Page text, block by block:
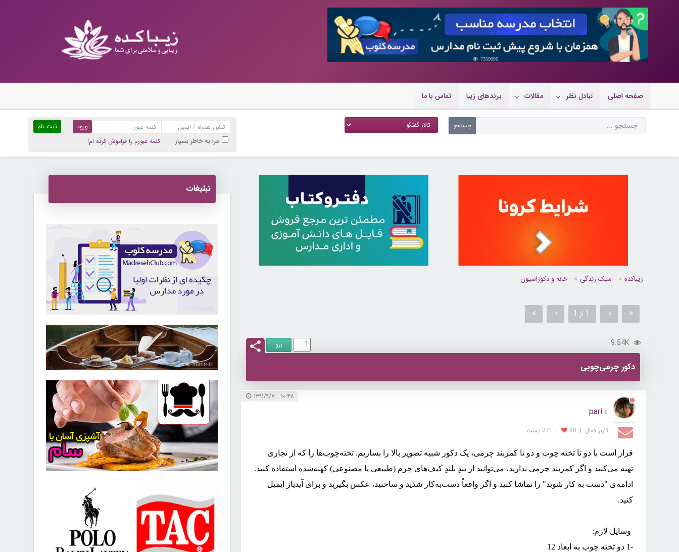
7359096
صفحه اصلی تبادل نظر مقالات برندهای زیبا تماس با ما
ثبت نام
مرا به خاطر بسپار
کلمه عبورم را فراموش کرده ام!
زیباکده سبک زندگی خانه و دکوراسیون
1 از 1
9.54K
دکور چرمی‌چوبی
۱۰:۴۸ ۱۳۹۱/۹/۷
pari i
کاربر فعال |
58
| 271 پست
قرار است با دو تا تخته چوب و دو تا کمربند چرمی، یک دکور شبیه تصویر بالا را بسازیم. تخته‌چوب‌ها را که از نجاری
تهیه می‌کنید و اگر کمربند چرمی ندارید، می‌توانید از بندِ بلندِ کیف‌های چرم (طبیعی یا مصنوعی) کهنه‌شده استفاده کنید.
ادامه‌ی "دست‌ به کار شوید" را تماشا کنید و اگر واقعاً دست‌به‌کار شدید و ساختید، عکس بگیرید و برای آیدیاز ایمیل
کنید.
وسایل لازم:
-1
دو تخته چوب به ابعاد 12
تبلیغات
31043432
30258275